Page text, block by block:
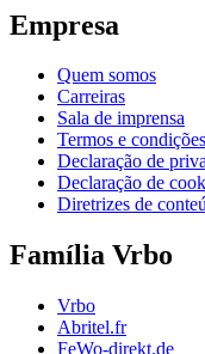
Empresa
Quem somos
Carreiras
Sala de imprensa
Termos e condições
Declaração de
Declaração de
Diretrizes de
Família Vrbo
Vrbo
Abritel.fr
FeWo-direkt.de